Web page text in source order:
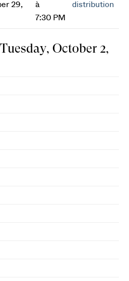
29,
à
7:30 PM
distribution
October 2,